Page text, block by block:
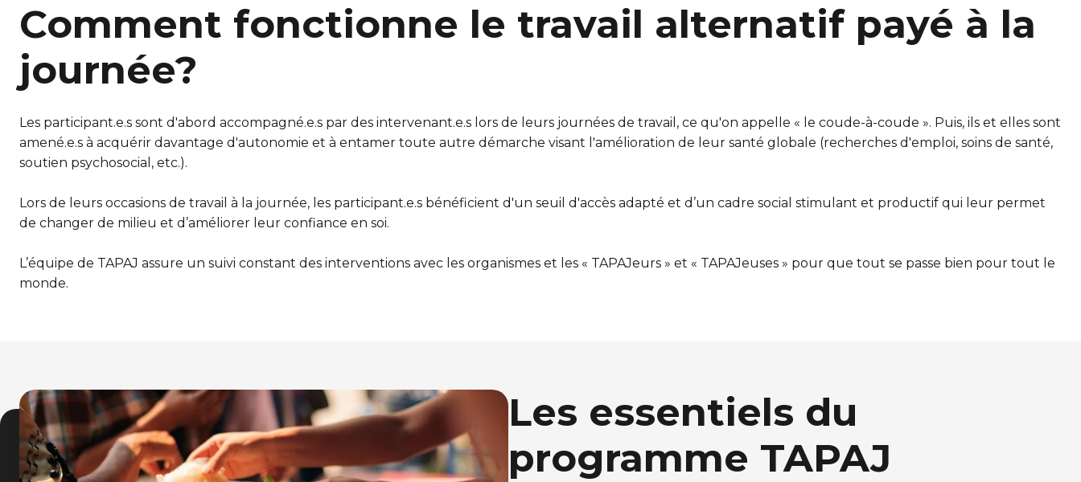
Comment fonctionne le travail alternatif payé à la
journée?
Les participant.e.s sont d'abord accompagné.e.s par des intervenant.e.s lors de leurs journées de travail, ce qu'on appelle « le coude-à-coude ». Puis, ils et elles sont
amené.e.s à acquérir davantage d'autonomie et à entamer toute autre démarche visant l'amélioration de leur santé globale (recherches d'emploi, soins de santé,
soutien psychosocial, etc.).
Lors de leurs occasions de travail à la journée, les participant.e.s bénéficient d'un seuil d'accès adapté et d’un cadre social stimulant et productif qui leur permet
de changer de milieu et d’améliorer leur confiance en soi.
L’équipe de TAPAJ assure un suivi constant des interventions avec les organismes et les « TAPAJeurs » et « TAPAJeuses » pour que tout se passe bien pour tout le
monde.
Les essentiels du
programme TAPAJ